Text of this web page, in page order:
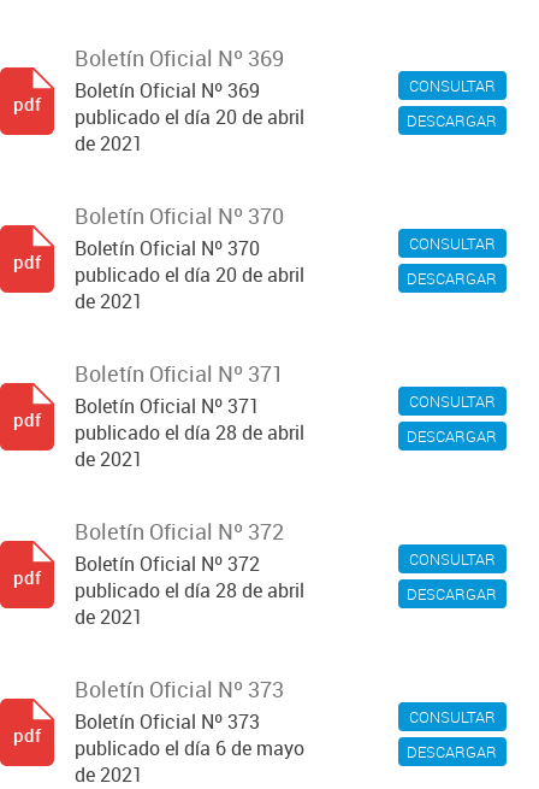
CONSULTAR
DESCARGAR
Boletín Oficial Nº 369
Boletín Oficial Nº 369
publicado el día 20 de abril
de 2021
pdf
CONSULTAR
DESCARGAR
Boletín Oficial Nº 370
Boletín Oficial Nº 370
publicado el día 20 de abril
de 2021
pdf
CONSULTAR
DESCARGAR
Boletín Oficial Nº 371
Boletín Oficial Nº 371
publicado el día 28 de abril
de 2021
pdf
CONSULTAR
DESCARGAR
Boletín Oficial Nº 372
Boletín Oficial Nº 372
publicado el día 28 de abril
de 2021
pdf
CONSULTAR
DESCARGAR
Boletín Oficial Nº 373
Boletín Oficial Nº 373
publicado el día 6 de mayo
de 2021
pdf